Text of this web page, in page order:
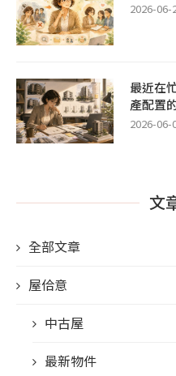
2026-06-
最近在
產配置
2026-06-
文
全部文章
屋佮意
中古屋
最新物件